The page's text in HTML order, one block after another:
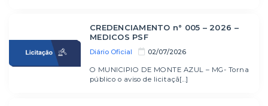
Diário Oficial 02/07/2026
CREDENCIAMENTO n° 005 – 2026 –
MEDICOS PSF
O MUNICIPIO DE MONTE AZUL – MG- Torna
público o aviso de licitaçã[...]